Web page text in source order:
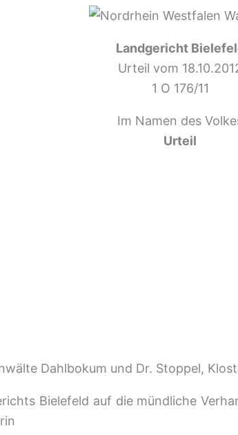
Landgericht
Urteil vom
1 O 176/11
Im Namen des
Urteil
Dahlbokum und Dr. Stoppel,
Bielefeld auf die mündliche